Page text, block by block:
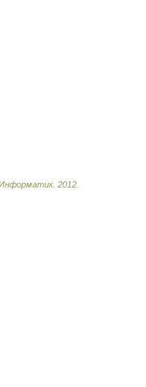
2012